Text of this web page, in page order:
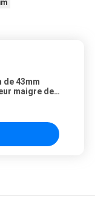
de 43mm
maigre de